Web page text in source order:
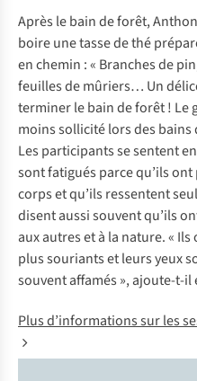
Après le bain de forêt,
boire une tasse de thé
en chemin : « Branches de
feuilles de mûriers… Un
terminer le bain de forêt ! Le
moins sollicité lors des bains
Les participants se sentent
sont fatigués parce qu’ils
corps et qu’ils ressentent
disent aussi souvent qu’ils
aux autres et à la nature. «
plus souriants et leurs yeux
souvent affamés », ajoute-t-il
Plus d’informations sur les